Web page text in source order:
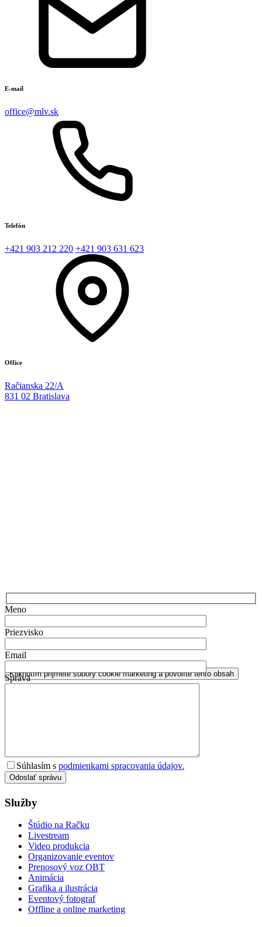
E-mail
office@mlv.sk
Telefón
+421 903 212 220 +421 903 631 623
Office
Račianska 22/A
831 02 Bratislava
Kliknutím prijmete súbory cookie marketing a povolíte tento obsah
Meno
Priezvisko
Email
Správa
Súhlasím s podmienkami spracovania údajov.
Odoslať správu
Služby
Štúdio na Račku
Livestream
Video produkcia
Organizovanie eventov
Prenosový voz OBT
Animácia
Grafika a ilustrácia
Eventový fotograf
Offline a online marketing